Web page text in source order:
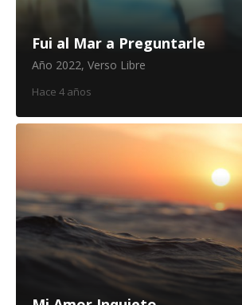
Fui al Mar a Preguntarle
Año 2022, Verso Libre
Hace 4 años